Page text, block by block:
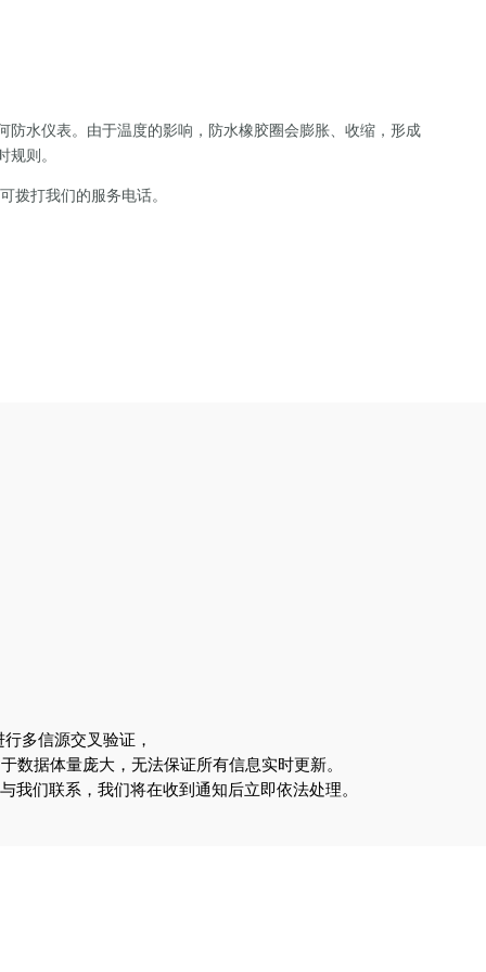
水仪表。由于温度的影响，防水橡胶圈会膨胀、收缩，形成
则。
拨打我们的服务电话。
多信源交叉验证，
数据体量庞大，无法保证所有信息实时更新。
们联系，我们将在收到通知后立即依法处理。